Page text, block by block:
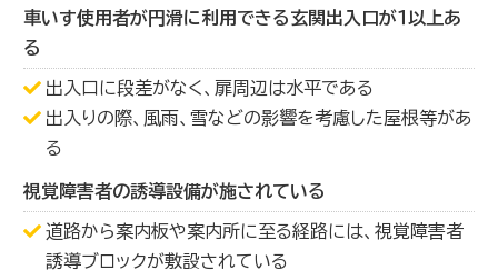
車いす使用者が円滑に利用できる玄関出入口が１以上あ
る
出入口に段差がなく、扉周辺は水平である
出入りの際、風雨、雪などの影響を考慮した屋根等があ
る
視覚障害者の誘導設備が施されている
道路から案内板や案内所に至る経路には、視覚障害者
誘導ブロックが敷設されている